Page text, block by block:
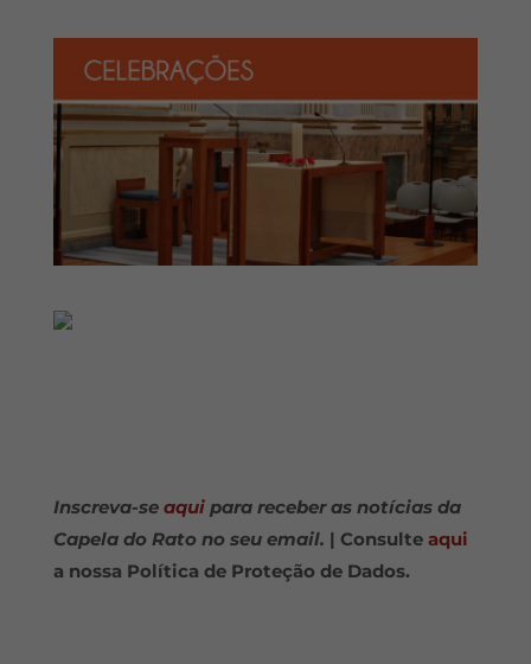
Inscreva-se aquipara receber as notícias da
Capela do Rato no seu email. | Consulte aqui
a nossa Política de Proteção de Dados.